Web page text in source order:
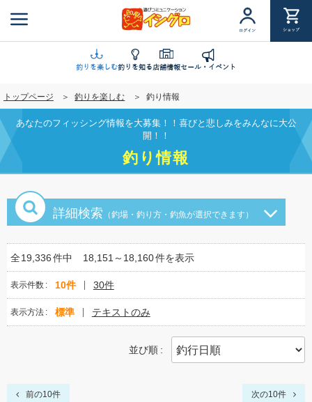
ン
に
移
動
ログイン ショップ
釣りを楽しむ釣りを知る店舗情報セール・イベント
トップページ 釣りを楽しむ 釣り情報
あなたのフィッシング情報を大募集！！喜びと悲しみをみんなに大公
開！！
釣り情報
詳細検索 （釣場・釣り方・釣魚が選択できます）
全19,336件中 18,151～18,160件を表示
表示件数 10件 30件
表示方法 標準 テキストのみ
並び順
前の10件 次の10件